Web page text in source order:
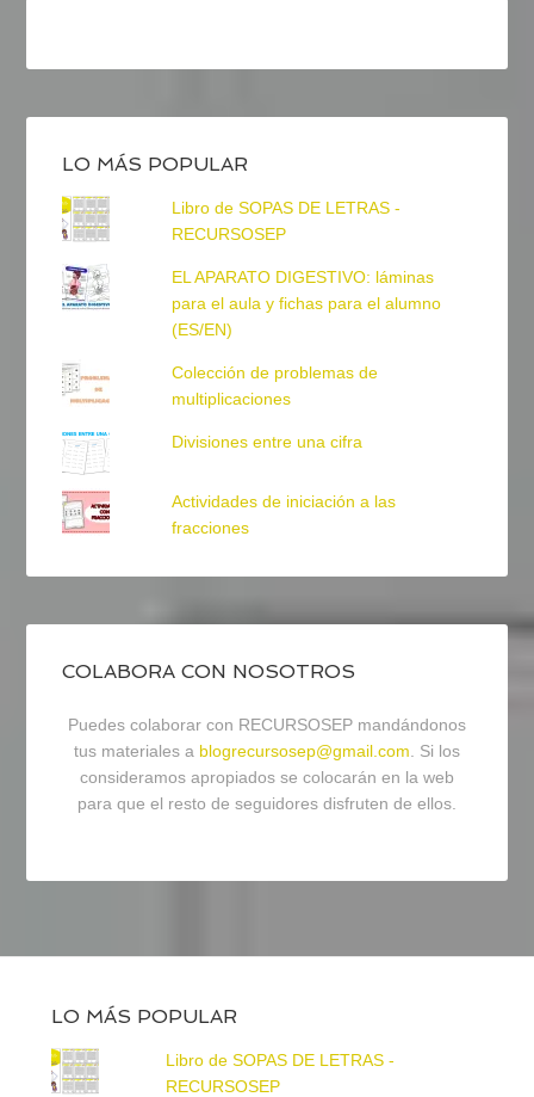
LO MÁS POPULAR
Libro de SOPAS DE LETRAS -
RECURSOSEP
EL APARATO DIGESTIVO: láminas
para el aula y fichas para el alumno
(ES/EN)
Colección de problemas de
multiplicaciones
Divisiones entre una cifra
Actividades de iniciación a las
fracciones
COLABORA CON NOSOTROS
Puedes colaborar con RECURSOSEP mandándonos
tus materiales a blogrecursosep@gmail.com. Si los
consideramos apropiados se colocarán en la web
para que el resto de seguidores disfruten de ellos.
LO MÁS POPULAR
Libro de SOPAS DE LETRAS -
RECURSOSEP